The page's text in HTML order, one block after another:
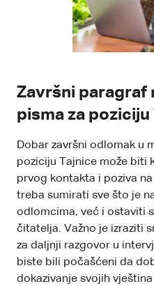
Završni paragraf
pisma za poziciju
Dobar završni odlomak u
poziciju Tajnice može biti
prvog kontakta i poziva
treba sumirati sve što je
odlomcima, već i ostaviti
čitatelja. Važno je izraziti
za daljnji razgovor u
biste bili počašćeni da
dokazivanje svojih